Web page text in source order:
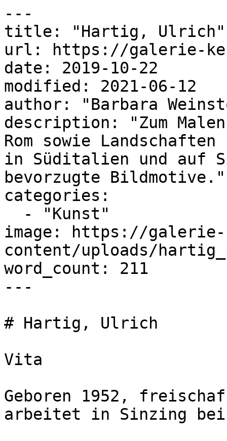
---
title: "Hartig, Ulrich"
url: https://galerie-
date: 2019-10-22
modified: 2021-06-12
author: "Barbara
description: "Zum
Rom sowie
in Süditalien und auf
bevorzugte Bildmotive."
categories:
image: https://galerie-
content/uploads/
word_count: 211
---
# Hartig, Ulrich
Vita
Geboren 1952,
arbeitet in Sinzing bei